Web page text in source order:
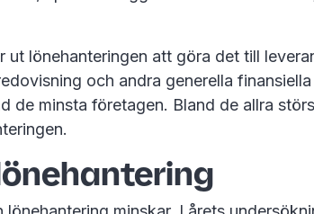
lönehanteringen att göra det till
och andra generella
minsta företagen. Bland de allra